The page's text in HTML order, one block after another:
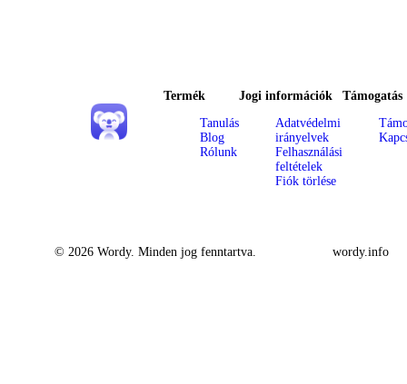
Termék
Tanulás
Blog
Rólunk
Jogi információk
Adatvédelmi
irányelvek
Felhasználási
feltételek
Fiók törlése
Támogatás
© 2026 Wordy. Minden jog fenntartva. wordy.info